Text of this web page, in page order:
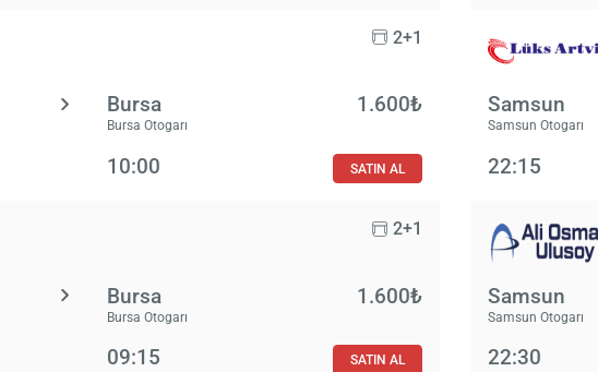
2+1
Bursa
Bursa Otogarı
1.600₺
10:00 SATIN AL
Samsun
Samsun Otogarı
22:15
2+1
Bursa
Bursa Otogarı
1.600₺
09:15 SATIN AL
Samsun
Samsun Otogarı
22:30